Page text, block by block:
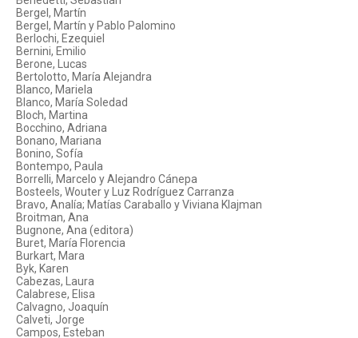
Bergel, Martín
Bergel, Martín y Pablo Palomino
Berlochi, Ezequiel
Bernini, Emilio
Berone, Lucas
Bertolotto, María Alejandra
Blanco, Mariela
Blanco, María Soledad
Bloch, Martina
Bocchino, Adriana
Bonano, Mariana
Bonino, Sofía
Bontempo, Paula
Borrelli, Marcelo y Alejandro Cánepa
Bosteels, Wouter y Luz Rodríguez Carranza
Bravo, Analía; Matías Caraballo y Viviana Klajman
Broitman, Ana
Bugnone, Ana (editora)
Buret, María Florencia
Burkart, Mara
Byk, Karen
Cabezas, Laura
Calabrese, Elisa
Calvagno, Joaquín
Calveti, Jorge
Campos, Esteban